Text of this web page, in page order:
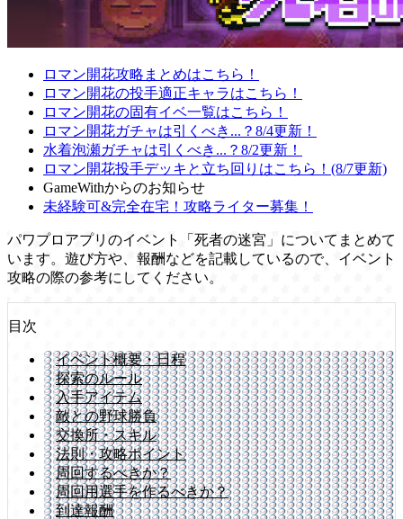
ロマン開花攻略まとめはこちら！
ロマン開花の投手適正キャラはこちら！
ロマン開花の固有イベ一覧はこちら！
ロマン開花ガチャは引くべき...？8/4更新！
水着泡瀬ガチャは引くべき...？8/2更新！
ロマン開花投手デッキと立ち回りはこちら！(8/7更新)
GameWithからのお知らせ
未経験可&完全在宅！攻略ライター募集！
パワプロアプリのイベント「死者の迷宮」についてまとめて
います。遊び方や、報酬などを記載しているので、イベント
攻略の際の参考にしてください。
目次
イベント概要・日程
探索のルール
入手アイテム
敵との野球勝負
交換所・スキル
法則・攻略ポイント
周回するべきか？
周回用選手を作るべきか？
到達報酬